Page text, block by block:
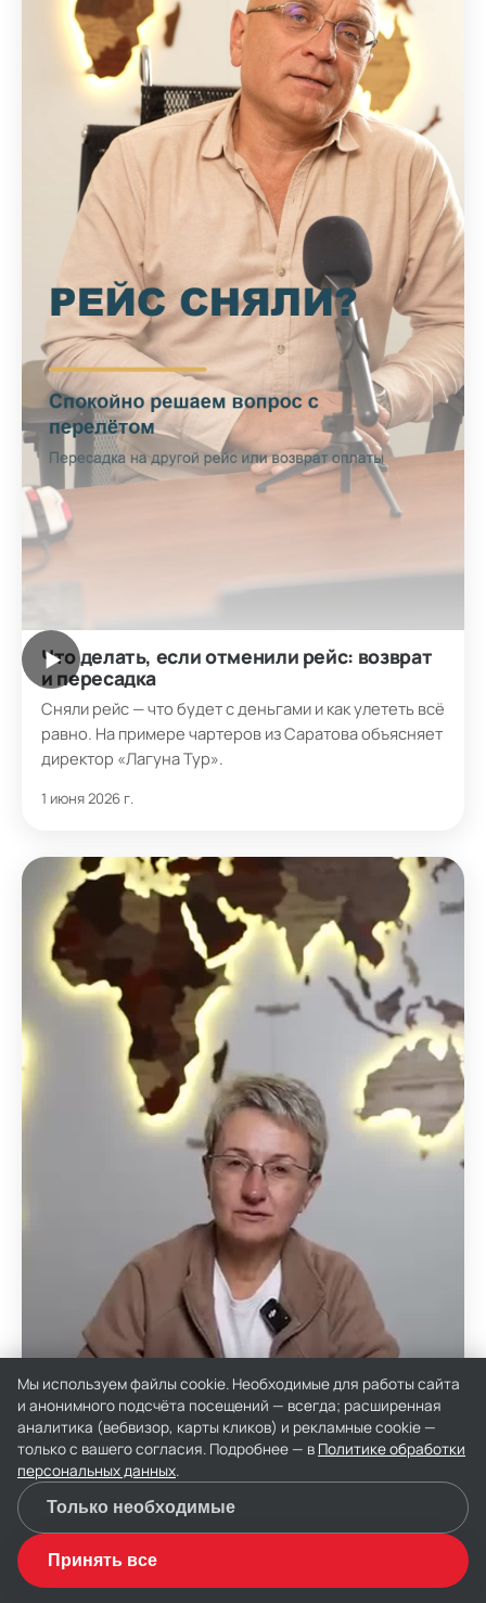
▶
Что делать, если отменили рейс: возврат
и пересадка
Сняли рейс — что будет с деньгами и как улететь всё
равно. На примере чартеров из Саратова объясняет
директор «Лагуна Тур».
1 июня 2026 г.
📞Позвонить
Мы используем файлы cookie. Необходимые для работы сайта
и анонимного подсчёта посещений — всегда; расширенная
аналитика (вебвизор, карты кликов) и рекламные cookie —
только с вашего согласия. Подробнее — в Политике обработки
персональных данных.
Только необходимые
Принять все